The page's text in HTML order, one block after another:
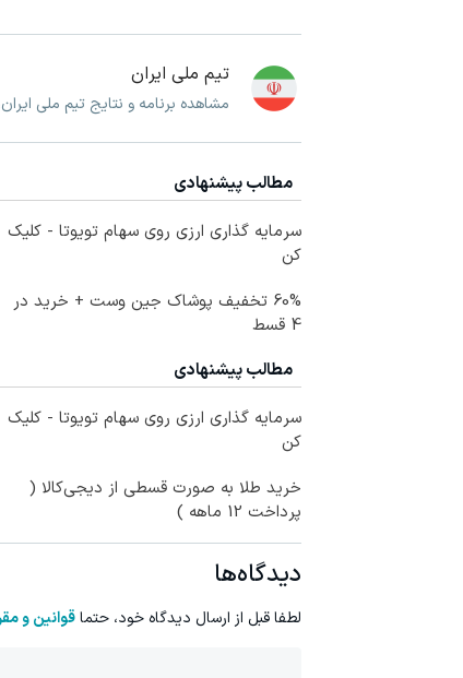
تیم ملی ایران
مشاهده برنامه و نتایج تیم ملی
مطالب پیشنهادی
سرمایه گذاری ارزی روی سهام تویوتا - کلیک
کن
60% تخفیف پوشاک جین وست + خرید در
4 قسط
مطالب پیشنهادی
سرمایه گذاری ارزی روی سهام تویوتا - کلیک
کن
خرید طلا به صورت قسطی از دیجی‌کالا (
پرداخت 12 ماهه )
دیدگاه‌ها
لطفا قبل از ارسال دیدگاه خود، حتماقوانین و